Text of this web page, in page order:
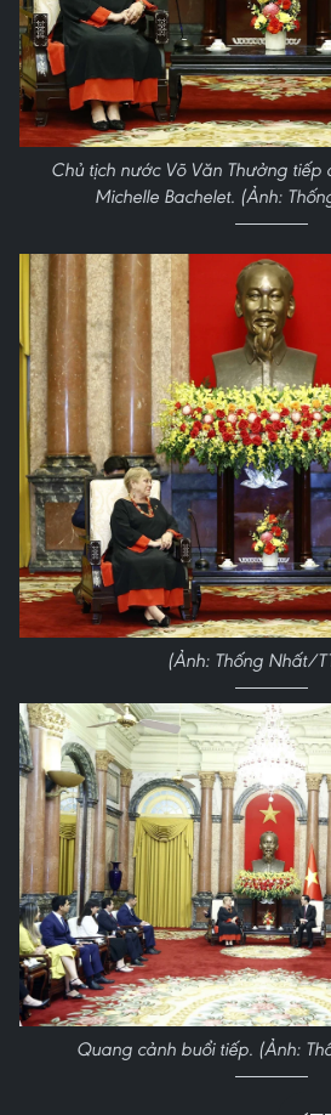
Chủ tịch nước Võ Văn Thưởng tiếp
Michelle Bachelet. (Ảnh:
(Ảnh: Thống Nhất/
Quang cảnh buổi tiếp. (Ảnh: